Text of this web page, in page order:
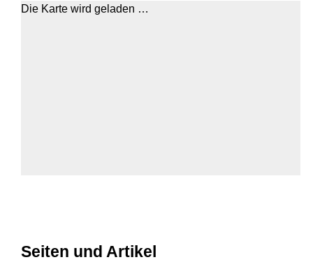
Die Karte wird geladen …
Seiten und Artikel